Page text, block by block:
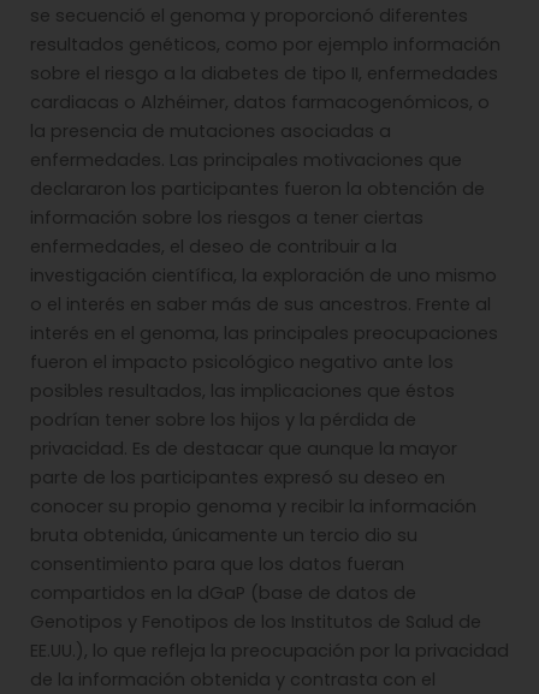
se secuenció el genoma y proporcionó diferentes
resultados genéticos, como por ejemplo información
sobre el riesgo a la diabetes de tipo II, enfermedades
cardiacas o Alzhéimer, datos farmacogenómicos, o
la presencia de mutaciones asociadas a
enfermedades. Las principales motivaciones que
declararon los participantes fueron la obtención de
información sobre los riesgos a tener ciertas
enfermedades, el deseo de contribuir a la
investigación científica, la exploración de uno mismo
o el interés en saber más de sus ancestros. Frente al
interés en el genoma, las principales preocupaciones
fueron el impacto psicológico negativo ante los
posibles resultados, las implicaciones que éstos
podrían tener sobre los hijos y la pérdida de
privacidad. Es de destacar que aunque la mayor
parte de los participantes expresó su deseo en
conocer su propio genoma y recibir la información
bruta obtenida, únicamente un tercio dio su
consentimiento para que los datos fueran
compartidos en la dGaP (base de datos de
Genotipos y Fenotipos de los Institutos de Salud de
EE.UU.), lo que refleja la preocupación por la privacidad
de la información obtenida y contrasta con el